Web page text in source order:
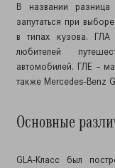
В названии
запутаться при
в типах кузова. ГЛА
любителей
автомобилей. ГЛЕ –
также Mercedes-Benz
Основные
GLA-Класс был